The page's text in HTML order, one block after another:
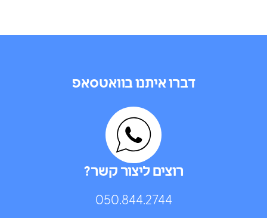
דברו איתנו בוואטסאפ
רוצים ליצור קשר?
050.844.2744⁩